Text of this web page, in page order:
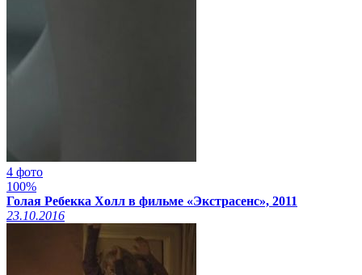
4 фото
100%
Голая Ребекка Холл в фильме «Экстрасенс», 2011
23.10.2016